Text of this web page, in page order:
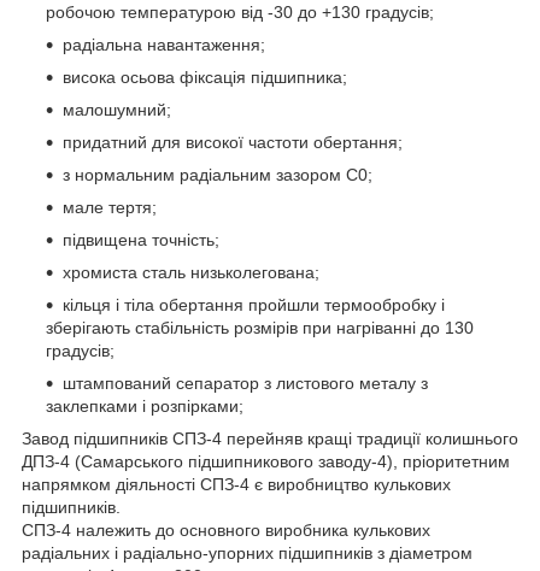
робочою температурою від -30 до +130 градусів;
радіальна навантаження;
висока осьова фіксація підшипника;
малошумний;
придатний для високої частоти обертання;
з нормальним радіальним зазором С0;
мале тертя;
підвищена точність;
хромиста сталь низьколегована;
кільця і тіла обертання пройшли термообробку і
зберігають стабільність розмірів при нагріванні до 130
градусів;
штампований сепаратор з листового металу з
заклепками і розпірками;
Завод підшипників СПЗ-4 перейняв кращі традиції колишнього
ДПЗ-4 (Самарського підшипникового заводу-4), пріоритетним
напрямком діяльності СПЗ-4 є виробництво кулькових
підшипників.
СПЗ-4 належить до основного виробника кулькових
радіальних і радіально-упорних підшипників з діаметром